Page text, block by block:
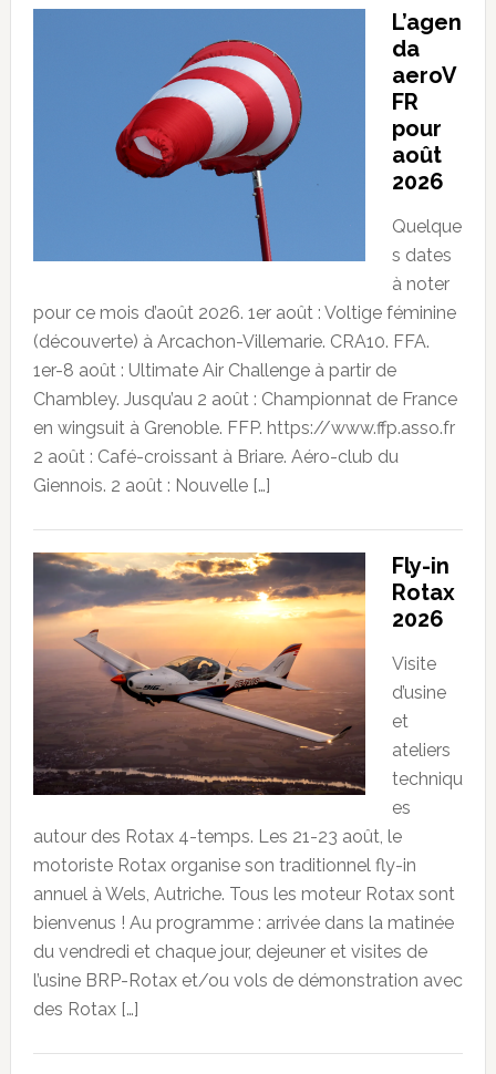
L’agen
da
aeroV
FR
pour
août
2026
Quelque
s dates
à noter
pour ce mois d’août 2026. 1er août : Voltige féminine
(découverte) à Arcachon-Villemarie. CRA10. FFA.
1er-8 août : Ultimate Air Challenge à partir de
Chambley. Jusqu’au 2 août : Championnat de France
en wingsuit à Grenoble. FFP. https://www.ffp.asso.fr
2 août : Café-croissant à Briare. Aéro-club du
Giennois. 2 août : Nouvelle […]
Fly-in
Rotax
2026
Visite
d’usine
et
ateliers
techniqu
es
autour des Rotax 4-temps. Les 21-23 août, le
motoriste Rotax organise son traditionnel fly-in
annuel à Wels, Autriche. Tous les moteur Rotax sont
bienvenus ! Au programme : arrivée dans la matinée
du vendredi et chaque jour, dejeuner et visites de
l’usine BRP-Rotax et/ou vols de démonstration avec
des Rotax […]